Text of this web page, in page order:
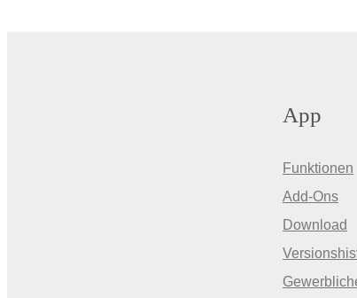
App
Funktionen
Add-Ons
Download